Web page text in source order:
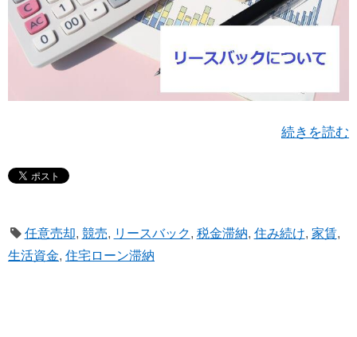
続きを読む
任意売却, 競売, リースバック, 税金滞納, 住み続け, 家賃,
生活資金, 住宅ローン滞納